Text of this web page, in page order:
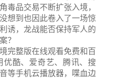
毒品交易不断扩张入境，
想到也因此卷入了一场惊
诱，龙战能否保持军人的
？
完整版在线观看免费和百
优酷、爱奇艺、腾讯、搜
等手机云播放器，喋血边